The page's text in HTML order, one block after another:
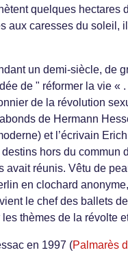
quelques hectares
aux caresses du soleil,
un demi-siècle, de
de " réformer la vie «
de la révolution
de Hermann
et l’écrivain
hors du commun
avait réunis. Vêtu de
en clochard
le chef des ballets
thèmes de la révolte
en 1997 (Palmarès